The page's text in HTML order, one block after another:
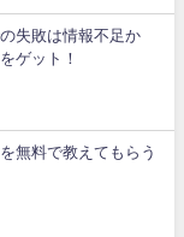
失敗は情報不足か
ゲット！
無料で教えてもらう